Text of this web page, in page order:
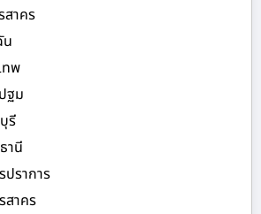
สาคร
น
ทพ
ฐม
รี
านี
ราการ
สาคร